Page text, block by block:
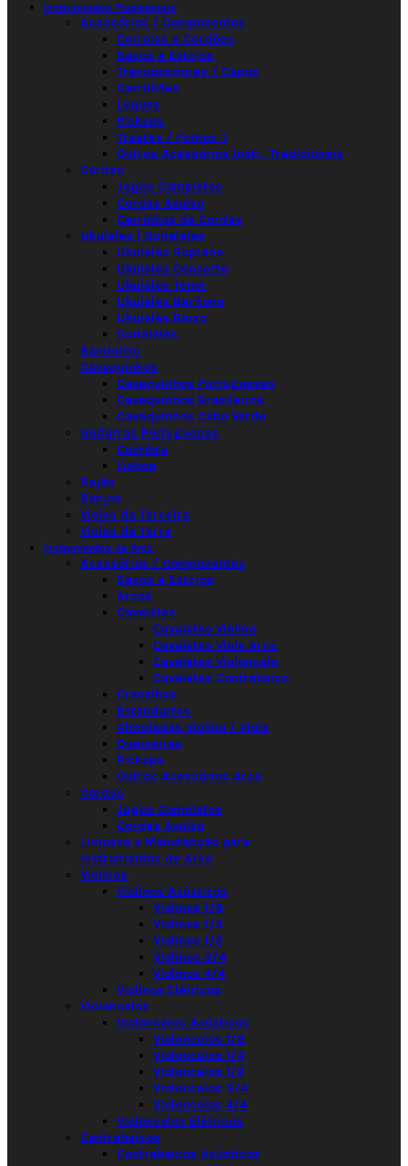
Instrumentos Tradicionais
Acessórios / Componentes
Correias e Cordões
Sacos e Estojos
Transpositores / Capos
Carrilhões
Leques
Pickups
Trastes / Pontos T
Outros Acessórios Instr. Tradicionais
Cordas
Jogos Completos
Cordas Avulso
Carrinhos de Cordas
Ukuleles | Guitaleles
Ukuleles Soprano
Ukuleles Concerto
Ukuleles Tenor
Ukuleles Barítono
Ukuleles Baixo
Guitaleles
Bandolins
Cavaquinhos
Cavaquinhos Portugueses
Cavaquinhos Brasileiros
Cavaquinhos Cabo Verde
Guitarras Portuguesas
Coimbra
Lisboa
Rajão
Banjos
Violas da Terceira
Violas da Terra
Instrumentos de Arco
Acessórios / Componentes
Sacos e Estojos
Arcos
Cavaletes
Cavaletes Violino
Cavaletes Viola Arco
Cavaletes Violoncelo
Cavaletes Contrabaixo
Cravelhas
Estandartes
Almofadas Violino / Viola
Queixeiras
Pickups
Outros Acessórios Arco
Cordas
Jogos Completos
Cordas Avulso
Limpeza e Manutenção para
Instrumentos de Arco
Violinos
Violinos Acústicos
Violinos 1/8
Violinos 1/4
Violinos 1/2
Violinos 3/4
Violinos 4/4
Violinos Elétricos
Violoncelos
Violoncelos Acústicos
Violoncelos 1/8
Violoncelos 1/4
Violoncelos 1/2
Violoncelos 3/4
Violoncelos 4/4
Violoncelos Elétricos
Contrabaixos
Contrabaixos Acústicos